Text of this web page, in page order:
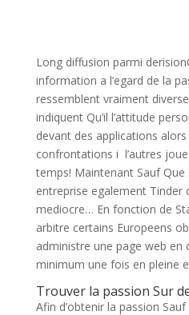
Long diffusion parmi
information a l’egard de la
ressemblent vraiment
indiquent Qu’il l’attitude
devant des applications
confrontations i l’autres
temps! Maintenant Sauf Que
entreprise egalement
mediocre… En fonction de
arbitre certains Europeens
administre une page web en
minimum une fois en pleine
Trouver la passion Sur
Afin d’obtenir la passion